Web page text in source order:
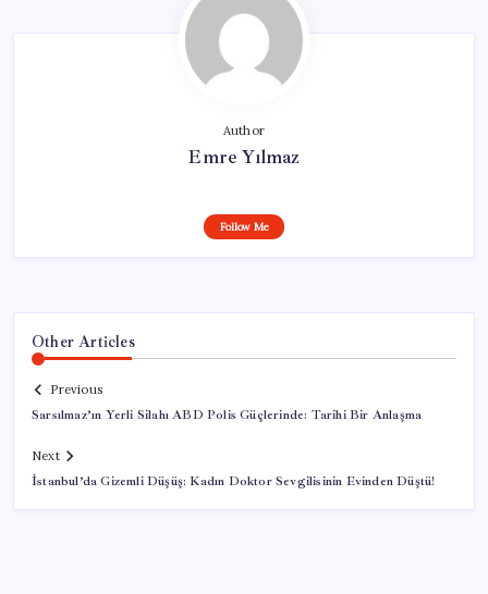
Author
Emre Yılmaz
Follow Me
Other Articles
Previous
Sarsılmaz’ın Yerli Silahı ABD Polis Güçlerinde: Tarihi Bir Anlaşma
Next
İstanbul’da Gizemli Düşüş: Kadın Doktor Sevgilisinin Evinden Düştü!